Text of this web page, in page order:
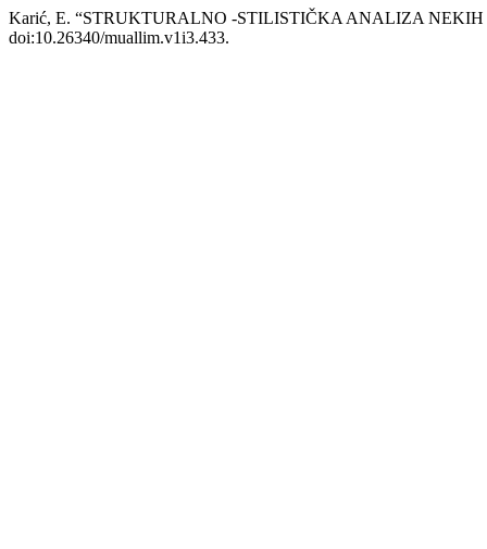
Karić, E. “STRUKTURALNO -STILISTIČKA ANALIZA
doi:10.26340/muallim.v1i3.433.